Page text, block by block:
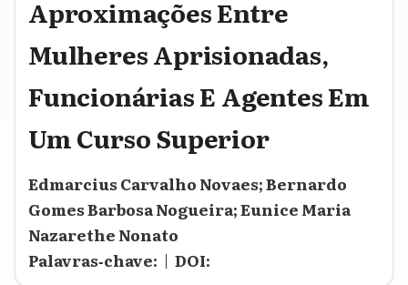
Aproximações Entre
Mulheres Aprisionadas,
Funcionárias E Agentes Em
Um Curso Superior
Edmarcius Carvalho Novaes; Bernardo
Gomes Barbosa Nogueira; Eunice Maria
Nazarethe Nonato
Palavras‑chave: | DOI: